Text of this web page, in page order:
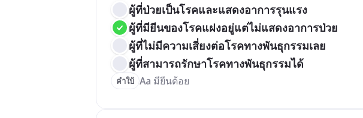
ผู้ที่ป่วยเป็นโรคและแสดงอาการรุนแรง
ผู้ที่มียีนของโรคแฝงอยู่แต่ไม่แสดงอาการป่วย
ผู้ที่ไม่มีความเสี่ยงต่อโรคทางพันธุกรรมเลย
ผู้ที่สามารถรักษาโรคทางพันธุกรรมได้
คำใบ้ Aa มียีนด้อย